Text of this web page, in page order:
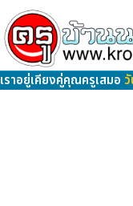
เราอยู่เคียงคู่คุณครูเสมอ